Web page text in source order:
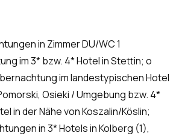
in Zimmer DU/WC 1
im 3* bzw. 4* Hotel in Stettin; o
im landestypischen Hotel
Osieki / Umgebung bzw. 4*
in der Nähe von Koszalin/Köslin;
in 3* Hotels in Kolberg (1),